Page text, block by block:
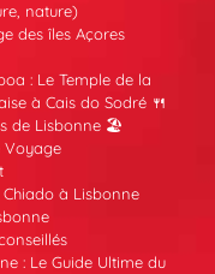
nature)
des îles Açores
: Le Temple de la
à Cais do Sodré 🍴
de Lisbonne 🏖️
Voyage
à Lisbonne
: Le Guide Ultime du